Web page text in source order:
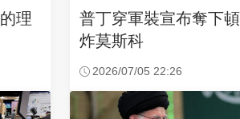
理
普丁穿軍裝宣布奪下
炸莫斯科
2026/07/05 22:26